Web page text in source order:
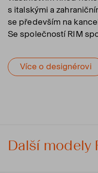
s italskými a
se především na
Se společností RIM
Více o designérovi
Další modely